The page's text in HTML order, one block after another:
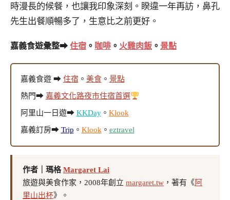
時漫長的候餐，也讓我印象深刻。睽違一年再訪，鼻孔
先生出餐順暢多了，生意比之前更好。
嘉義食遊彙整➡ 住宿 。 咖啡 。 火雞肉飯 。 景點
嘉義食遊 ➡ 住宿 。 美食。 景點
熱門➡ 嘉義文化路夜市住宿首選
阿里山一日遊➡ KKDay。 Klook
嘉義訂房➡ Trip 。 Klook 。 eztravel
作者｜瑪格Margaret Lai
旅遊與美食作家，2008年創立 margaret.tw ，著有《阿
里山出杯》。